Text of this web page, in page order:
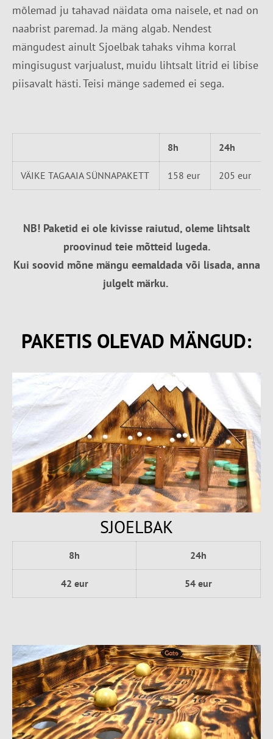
mõlemad ju tahavad näidata oma naisele, et nad on
naabrist paremad. Ja mäng algab. Nendest
mängudest ainult Sjoelbak tahaks vihma korral
mingisugust varjualust, muidu lihtsalt litrid ei libise
piisavalt hästi. Teisi mänge sademed ei sega.
8h 24h
VÄIKE TAGAAIA SÜNNAPAKETT 158 eur 205 eur
NB! Paketid ei ole kivisse raiutud, oleme lihtsalt
proovinud teie mõtteid lugeda.
Kui soovid mõne mängu eemaldada või lisada, anna
julgelt märku.
PAKETIS OLEVAD MÄNGUD:
SJOELBAK
8h 24h
42 eur 54 eur